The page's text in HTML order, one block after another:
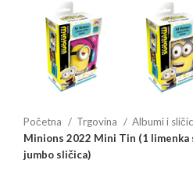
Početna Trgovina
Albumi i
Minions 2022 Mini Tin (1 limenka
jumbo sličica)